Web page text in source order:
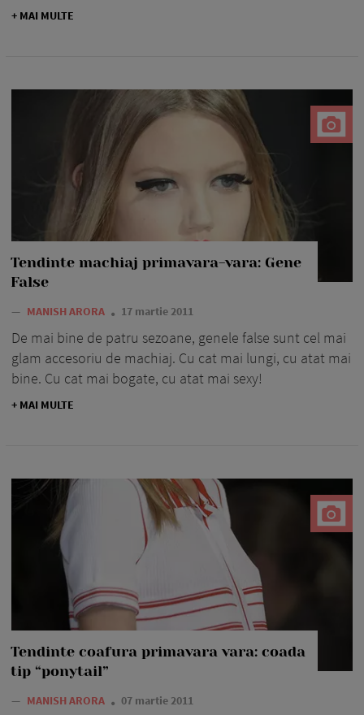
+ MAI MULTE
Tendinte machiaj primavara-vara: Gene
False
— MANISH ARORA 17 martie 2011
De mai bine de patru sezoane, genele false sunt cel mai
glam accesoriu de machiaj. Cu cat mai lungi, cu atat mai
bine. Cu cat mai bogate, cu atat mai sexy!
+ MAI MULTE
Tendinte coafura primavara vara: coada
tip “ponytail”
— MANISH ARORA 07 martie 2011